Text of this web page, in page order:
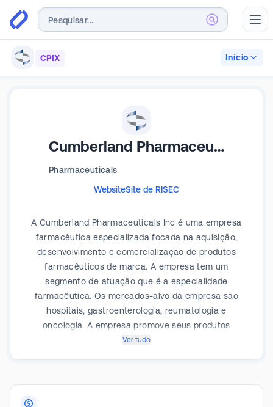
CPIX Início
Cumberland Pharmaceuticals
Pharmaceuticals
WebsiteSite de RISEC
A Cumberland Pharmaceuticals Inc é uma empresa
farmacêutica especializada focada na aquisição,
desenvolvimento e comercialização de produtos
farmacêuticos de marca. A empresa tem um
segmento de atuação que é a especialidade
farmacêutica. Os mercados-alvo da empresa são
hospitais, gastroenterologia, reumatologia e
oncologia. A empresa promove seus produtos
aprovados nas divisões de vendas hospitalares, de
medicamentos a pacientes em seus países. A receita
Ver tudo